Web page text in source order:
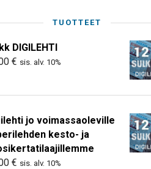
TUOTTEET
DIGILEHTI
€ sis. alv. 10%
jo voimassaoleville
kesto- ja
€ sis. alv. 10%